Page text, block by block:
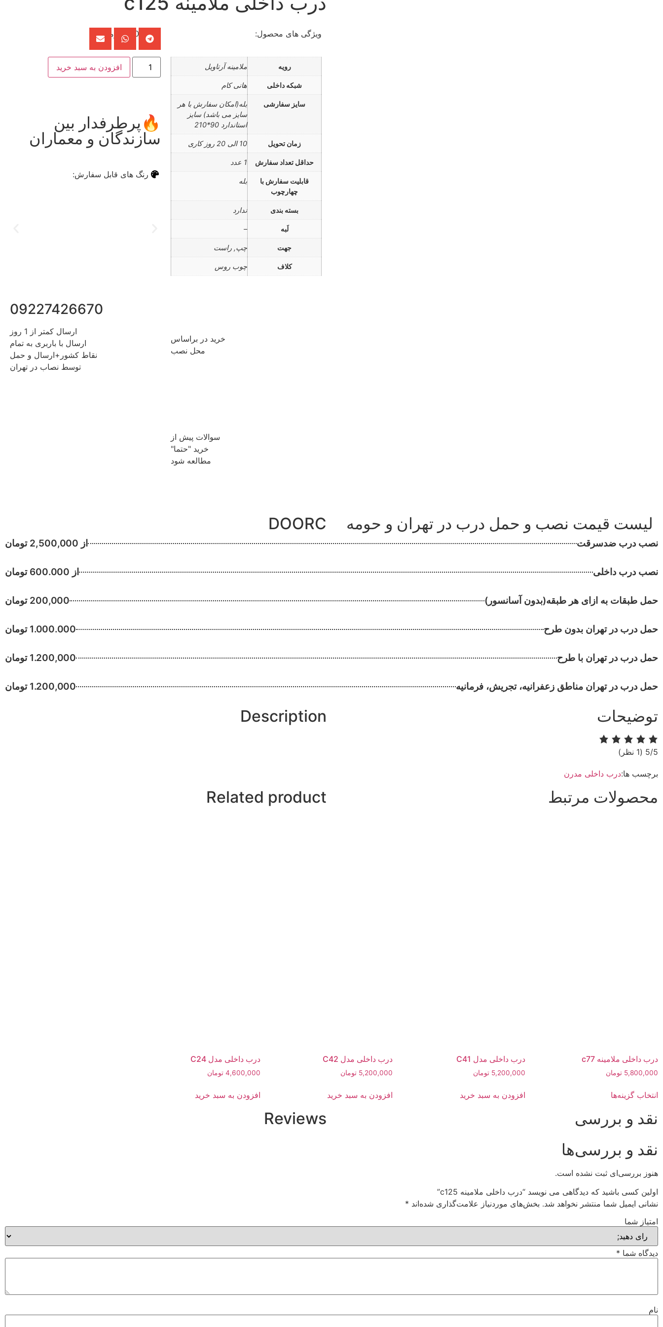
ویژگی های محصول:
رویه ملامینه آرتاویل
شبکه داخلی هانی کام
سایز سفارشی
بله(امکان سفارش با هر
سایز می باشد) سایز
استاندارد 90*210
زمان تحویل 10 الی 20 روز کاری
حداقل تعداد سفارش 1 عدد
قابلیت سفارش با
چهارچوب
بله
بسته بندی ندارد
لَبه –
جهت چپ, راست
کلاف چوب روس
5,800,000 تومان
افزودن به سبد خرید
🔥پرطرفدار بین
سازندگان و معماران
رنگ های قابل سفارش:
خرید در براساس
محل نصب
سوالات پیش از
خرید "حتما"
مطالعه شود
09227426670
ارسال کمتر از 1 روز
ارسال با باربری به تمام
نقاط کشور+ارسال و حمل
توسط نصاب در تهران
لیست قیمت نصب و حمل درب در تهران و حومه DOORC
نصب درب ضدسرقت از 2,500,000 تومان
نصب درب داخلی از 600.000 تومان
حمل طبقات به ازای هر طبقه(بدون آسانسور)​​ 200,000 تومان
حمل درب در تهران بدون طرح​​ 1.000.000 تومان
حمل درب در تهران با طرح​​ 1.200,000 تومان
حمل درب در تهران مناطق زعفرانیه، تجریش، فرمانیه​​ 1.200,000 تومان
توضیحات Description
‫5/5 ‫(1 نظر)
برچسب ها:درب داخلی مدرن
محصولات مرتبط Related product
درب داخلی ملامینه c77
5,800,000 تومان
انتخاب گزینه‌ها
درب داخلی مدل C41
5,200,000 تومان
افزودن به سبد خرید
درب داخلی مدل C42
5,200,000 تومان
افزودن به سبد خرید
درب داخلی مدل C24
4,600,000 تومان
افزودن به سبد خرید
نقد و بررسی
Reviews
نقد و بررسی‌ها
هنوز بررسی‌ای ثبت نشده است.
اولین کسی باشید که دیدگاهی می نویسد “درب داخلی ملامینه c125”
نشانی ایمیل شما منتشر نخواهد شد. بخش‌های موردنیاز علامت‌گذاری شده‌اند *
امتیاز شما
دیدگاه شما *
نام